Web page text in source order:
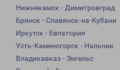
Нижнекамск - Димитровград
Брянск - Славянск-на-Кубани
Иркутск - Евпатория
Усть-Каменогорск - Нальчик
Владикавказ - Энгельс